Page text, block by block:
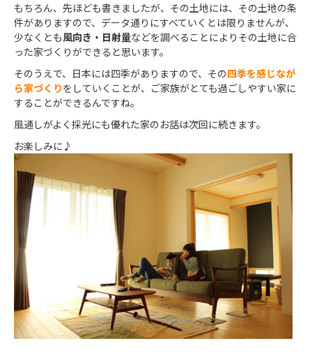
もちろん、先ほども書きましたが、その土地には、その土地の条
件がありますので、データ通りにすべていくとは限りませんが、
少なくとも風向き・日射量などを調べることによりその土地に合
った家づくりができると思います。
そのうえで、日本には四季がありますので、その四季を感じなが
ら家づくりをしていくことが、ご家族がとても過ごしやすい家に
することができるんですね。
風通しがよく採光にも優れた家のお話は次回に続きます。
お楽しみに♪